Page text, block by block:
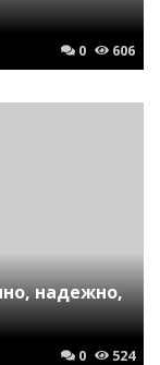
0 606
надежно,
0 524